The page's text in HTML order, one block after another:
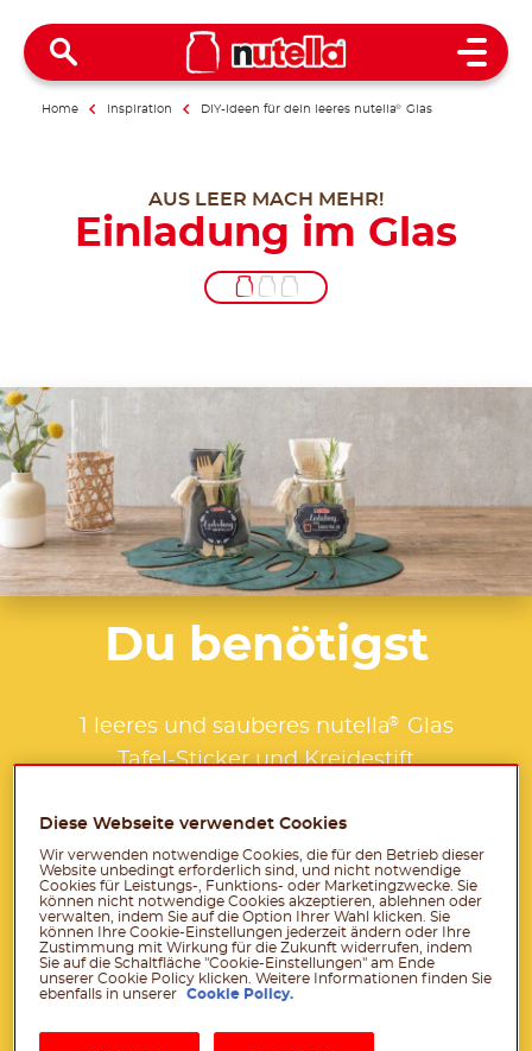
Open
Home Inspiration DIY-Ideen für dein leeres nutella® Glas
AUS LEER MACH MEHR!
Einladung im Glas
Du benötigst
1 leeres und sauberes nutella®
Glas
Tafel-Sticker und Kreidestift
Schere
Stoffserviette
Holzbesteck
Rosmarinzweig
Hinweis: Nur unter Aufsicht eines
Erwachsenen verwenden
Diese Webseite verwendet Cookies
Wir verwenden notwendige Cookies, die für den Betrieb dieser
Website unbedingt erforderlich sind, und nicht notwendige
Cookies für Leistungs-, Funktions- oder Marketingzwecke. Sie
können nicht notwendige Cookies akzeptieren, ablehnen oder
verwalten, indem Sie auf die Option Ihrer Wahl klicken. Sie
können Ihre Cookie-Einstellungen jederzeit ändern oder Ihre
Zustimmung mit Wirkung für die Zukunft widerrufen, indem
Sie auf die Schaltfläche "Cookie-Einstellungen" am Ende
unserer Cookie Policy klicken. Weitere Informationen finden Sie
ebenfalls in unserer
Cookie Policy.